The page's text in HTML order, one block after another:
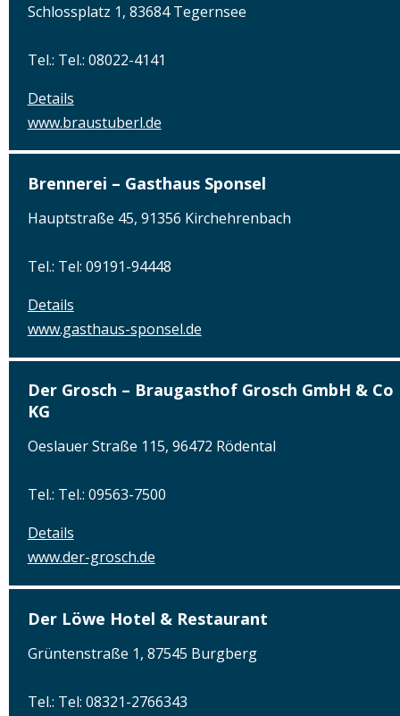
Schlossplatz 1, 83684 Tegernsee
Tel.: Tel.: 08022-4141
Details
www.braustuberl.de
Brennerei – Gasthaus Sponsel
Hauptstraße 45, 91356 Kirchehrenbach
Tel.: Tel: 09191-94448
Details
www.gasthaus-sponsel.de
Der Grosch – Braugasthof Grosch GmbH & Co
KG
Oeslauer Straße 115, 96472 Rödental
Tel.: Tel.: 09563-7500
Details
www.der-grosch.de
Der Löwe Hotel & Restaurant
Grüntenstraße 1, 87545 Burgberg
Tel.: Tel: 08321-2766343